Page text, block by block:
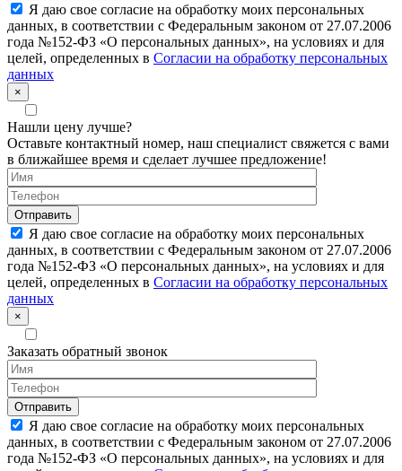
Я даю свое согласие на обработку моих персональных
данных, в соответствии с Федеральным законом от 27.07.2006
года №152-ФЗ «О персональных данных», на условиях и для
целей, определенных в Согласии на обработку персональных
данных
×
Нашли цену лучше?
Оставьте контактный номер, наш специалист свяжется с вами
в ближайшее время и сделает лучшее предложение!
Я даю свое согласие на обработку моих персональных
данных, в соответствии с Федеральным законом от 27.07.2006
года №152-ФЗ «О персональных данных», на условиях и для
целей, определенных в Согласии на обработку персональных
данных
×
Заказать обратный звонок
Я даю свое согласие на обработку моих персональных
данных, в соответствии с Федеральным законом от 27.07.2006
года №152-ФЗ «О персональных данных», на условиях и для